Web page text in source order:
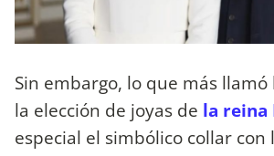
Sin embargo, lo que más
la elección de joyas de la reina
especial el simbólico collar con